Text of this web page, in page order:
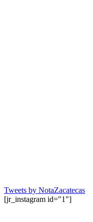
Tweets by NotaZacatecas
[jr_instagram id="1"]